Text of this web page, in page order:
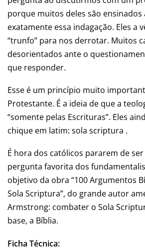
porque muitos deles são ensinados
exatamente essa indagação. Eles a
“trunfo” para nos derrotar. Muitos
desorientados ante o
que responder.
Esse é um princípio muito
Protestante. É a ideia de que a
“somente pelas Escrituras”. Eles
chique em latim: sola scriptura .
É hora dos católicos pararem de
pergunta favorita dos
objetivo da obra “100 Argumentos
Sola Scriptura”, do grande autor
Armstrong: combater o Sola
base, a Bíblia.
Ficha Técnica: